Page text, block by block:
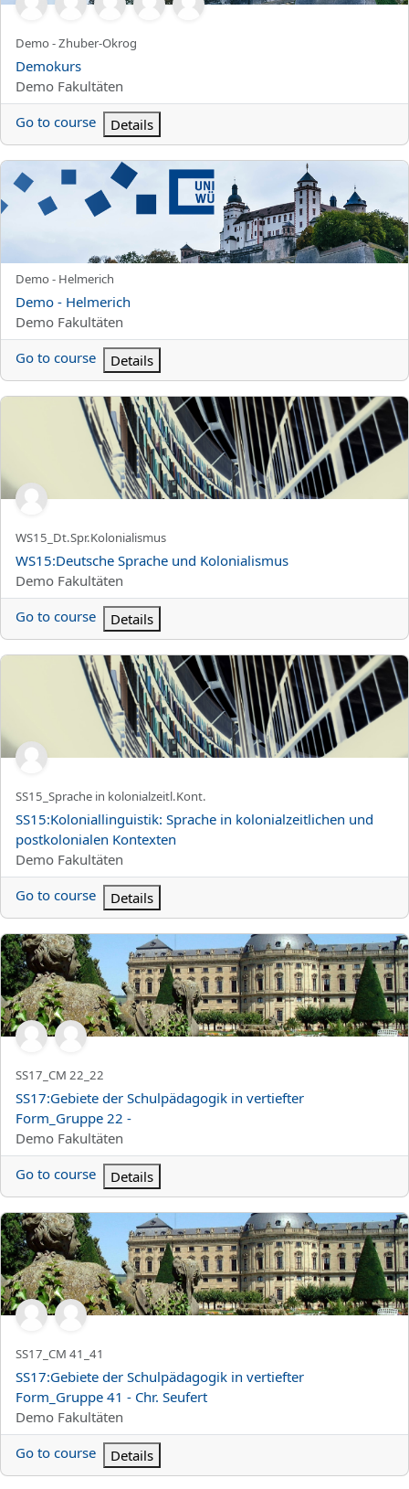
Kursun kısa adı
Demo - Zhuber-Okrog
Kurs Adı
Demokurs
Kurs kategorisi
Demo Fakultäten
Go to course
Details
Demo - Helmerich
Kursun kısa adı
Demo - Helmerich
Kurs Adı
Demo - Helmerich
Kurs kategorisi
Demo Fakultäten
Go to course
Details
WS15:Deutsche Sprache und Kolonialismus
Kursun kısa adı
WS15_Dt.Spr.Kolonialismus
Kurs Adı
WS15:Deutsche Sprache und Kolonialismus
Kurs kategorisi
Demo Fakultäten
Go to course
Details
SS15:Koloniallinguistik: Sprache in kolonialzeitlichen und
Kursun kısa adı
SS15_Sprache in kolonialzeitl.Kont.
Kurs Adı
SS15:Koloniallinguistik: Sprache in kolonialzeitlichen und
postkolonialen Kontexten
Kurs kategorisi
Demo Fakultäten
Go to course
Details
SS17:Gebiete der Schulpädagogik in vertiefter Form_Gruppe 22 -
Kursun kısa adı
SS17_CM 22_22
Kurs Adı
SS17:Gebiete der Schulpädagogik in vertiefter
Form_Gruppe 22 -
Kurs kategorisi
Demo Fakultäten
Go to course
Details
SS17:Gebiete der Schulpädagogik in vertiefter Form_Gruppe 41
Kursun kısa adı
SS17_CM 41_41
Kurs Adı
SS17:Gebiete der Schulpädagogik in vertiefter
Form_Gruppe 41 - Chr. Seufert
Kurs kategorisi
Demo Fakultäten
Go to course
Details